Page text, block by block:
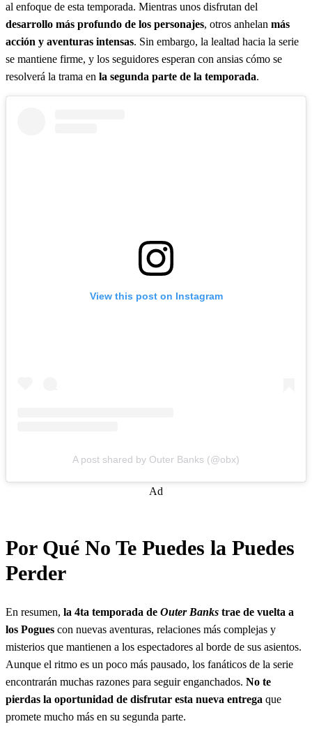
al enfoque de esta temporada. Mientras unos disfrutan del
desarrollo más profundo de los personajes, otros anhelan más
acción y aventuras intensas. Sin embargo, la lealtad hacia la serie
se mantiene firme, y los seguidores esperan con ansias cómo se
resolverá la trama en la segunda parte de la temporada.
View this post on Instagram
A post shared by Outer Banks (@obx)
Ad
Por Qué No Te Puedes la Puedes
Perder
En resumen, la 4ta temporada de Outer Banks trae de vuelta a
los Pogues con nuevas aventuras, relaciones más complejas y
misterios que mantienen a los espectadores al borde de sus asientos.
Aunque el ritmo es un poco más pausado, los fanáticos de la serie
encontrarán muchas razones para seguir enganchados. No te
pierdas la oportunidad de disfrutar esta nueva entrega que
promete mucho más en su segunda parte.